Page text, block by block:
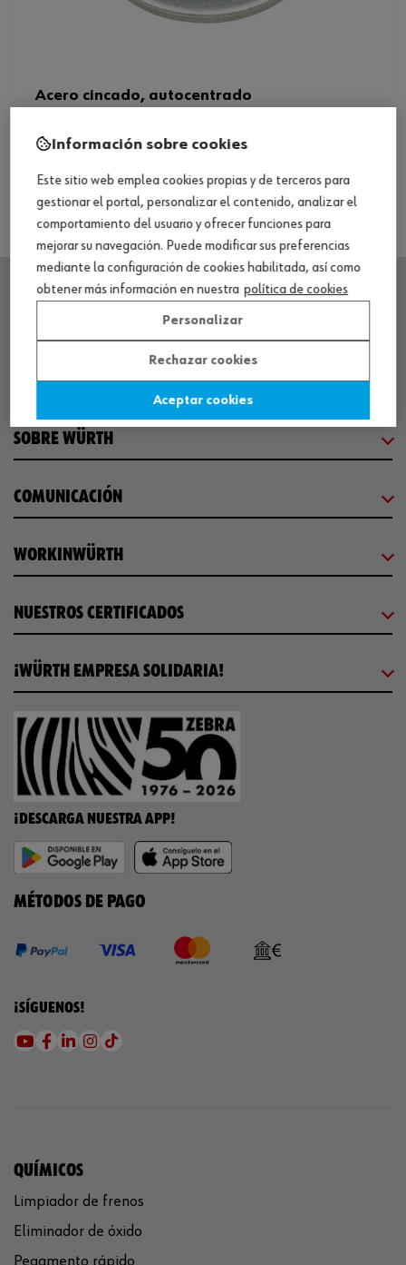
Acero cincado, autocentrado
Ver producto
CENTRO LOGÍSTICO / MUSEO
SOBRE WÜRTH
COMUNICACIÓN
WORKINWÜRTH
NUESTROS CERTIFICADOS
¡WÜRTH EMPRESA SOLIDARIA!
¡DESCARGA NUESTRA APP!
MÉTODOS DE PAGO
¡SÍGUENOS!
QUÍMICOS
Limpiador de frenos
Eliminador de óxido
Pegamento rápido
Información sobre cookies
Este sitio web emplea cookies propias y de terceros para
gestionar el portal, personalizar el contenido, analizar el
comportamiento del usuario y ofrecer funciones para
mejorar su navegación. Puede modificar sus preferencias
mediante la configuración de cookies habilitada, así como
obtener más información en nuestra política de cookies
Personalizar
Rechazar cookies
Aceptar cookies